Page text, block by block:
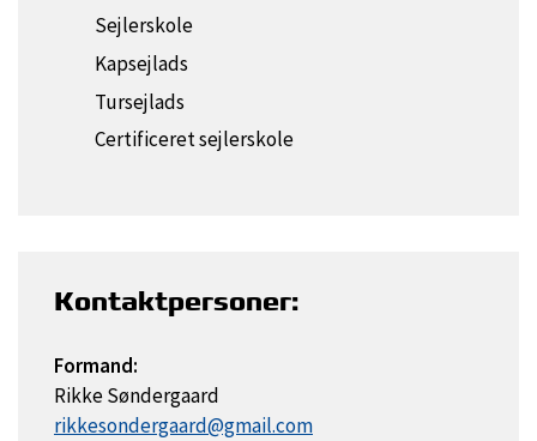
Sejlerskole
Kapsejlads
Tursejlads
Certificeret sejlerskole
Kontaktpersoner:
Formand:
Rikke Søndergaard
rikkesondergaard@gmail.com